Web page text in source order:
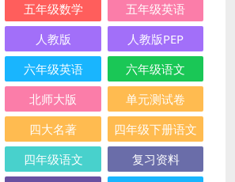
五年级数学
五年级英语
人教版
人教版PEP
六年级英语
六年级语文
北师大版
单元测试卷
四大名著
四年级下册语文
四年级语文
复习资料